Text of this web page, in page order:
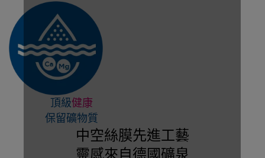
頂級健康
保留礦物質
中空絲膜先進工藝
靈感來自德國礦泉